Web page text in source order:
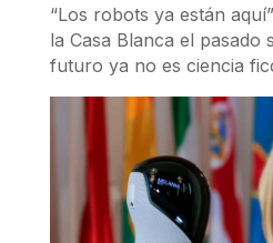
“Los robots ya están
la Casa Blanca el pasado
futuro ya no es ciencia